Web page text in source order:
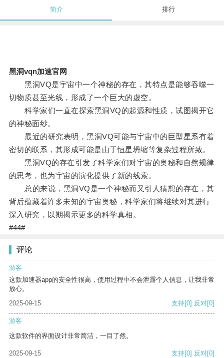
简介 排行
黑洞vqn加速官网
黑洞VQ是宇宙中一个神秘的存在，其特点是能够吞噬一
切物质甚至光线，形成了一个巨大的虚空。
科学家们一直在探索黑洞VQ的起源和性质，试图揭开它
的神秘面纱。
最近的研究表明，黑洞VQ可能与宇宙中的巨型星系有着
密切的联系，其形成可能是由于恒星坍缩等复杂过程所致。
黑洞VQ的存在引发了科学家们对宇宙的奥秘和自然规律
的思考，也为宇宙的演化提供了新的线索。
总的来说，黑洞VQ是一个神秘而又引人猜想的存在，其
背后蕴藏着许多未知的宇宙奥秘，科学家们将继续对其进行
深入研究，以期揭示更多的科学真相。
#44#
评论
游客
这款加速器app的安全性很高，使用过程中不会泄露个人信息，让我非常
放心。
2025-09-15
支持[0] 反对[0]
游客
这款软件的界面设计非常简洁，一目了然。
2025-09-15 支持[0] 反对[0]